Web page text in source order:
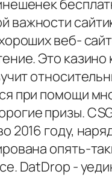
веб-
Это
при помощи
призы.
году,
опять-
DatDrop -